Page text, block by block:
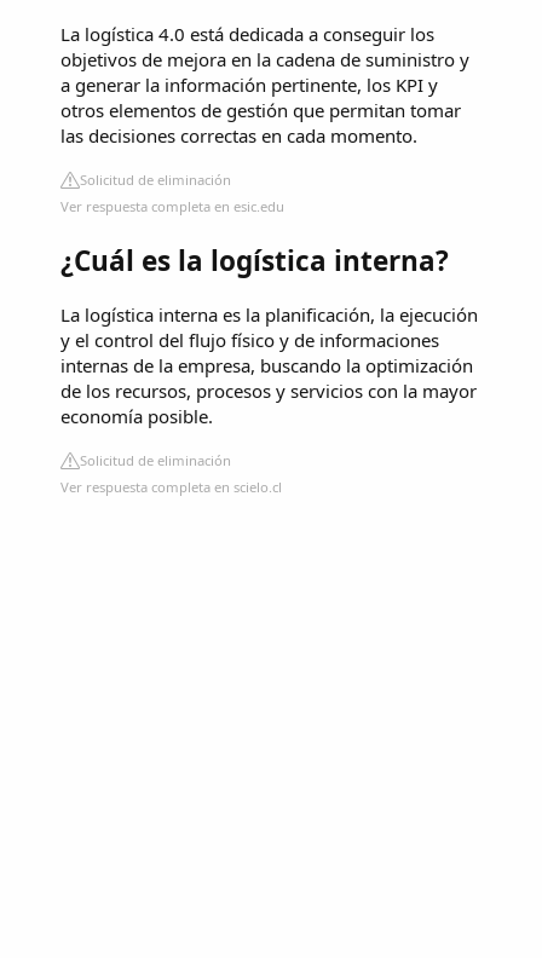
La logística 4.0 está dedicada a conseguir los
objetivos de mejora en la cadena de suministro y
a generar la información pertinente, los KPI y
otros elementos de gestión que permitan tomar
las decisiones correctas en cada momento.
Solicitud de eliminación
Ver respuesta completa en esic.edu
¿Cuál es la logística interna?
La logística interna es la planificación, la ejecución
y el control del flujo físico y de informaciones
internas de la empresa, buscando la optimización
de los recursos, procesos y servicios con la mayor
economía posible.
Solicitud de eliminación
Ver respuesta completa en scielo.cl